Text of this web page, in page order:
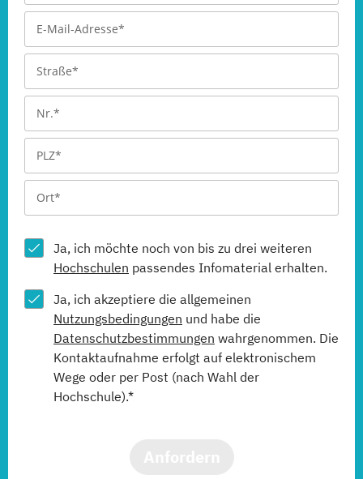
Ja, ich möchte noch von bis zu drei weiteren
Hochschulen passendes Infomaterial erhalten.
Ja, ich akzeptiere die allgemeinen
Nutzungsbedingungen und habe die
Datenschutzbestimmungen wahrgenommen. Die
Kontaktaufnahme erfolgt auf elektronischem
Wege oder per Post (nach Wahl der
Hochschule).*